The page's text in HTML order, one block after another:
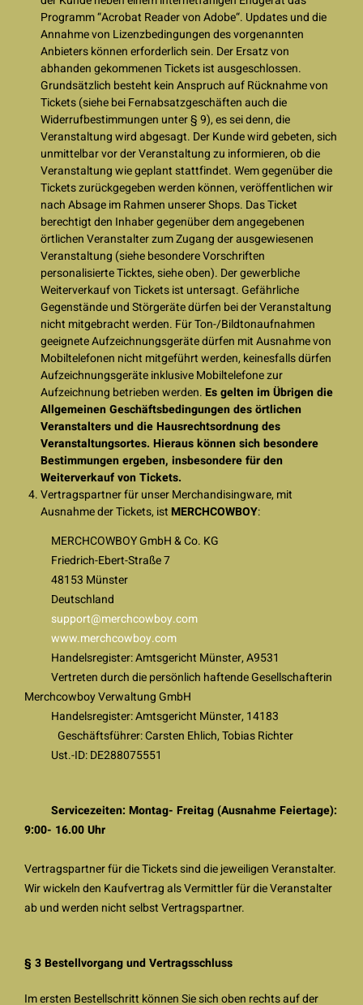
Programm “Acrobat Reader von Adobe“. Updates und die
Annahme von Lizenzbedingungen des vorgenannten
Anbieters können erforderlich sein. Der Ersatz von
abhanden gekommenen Tickets ist ausgeschlossen.
Grundsätzlich besteht kein Anspruch auf Rücknahme von
Tickets (siehe bei Fernabsatzgeschäften auch die
Widerrufbestimmungen unter § 9), es sei denn, die
Veranstaltung wird abgesagt. Der Kunde wird gebeten, sich
unmittelbar vor der Veranstaltung zu informieren, ob die
Veranstaltung wie geplant stattfindet. Wem gegenüber die
Tickets zurückgegeben werden können, veröffentlichen wir
nach Absage im Rahmen unserer Shops. Das Ticket
berechtigt den Inhaber gegenüber dem angegebenen
örtlichen Veranstalter zum Zugang der ausgewiesenen
Veranstaltung (siehe besondere Vorschriften
personalisierte Ticktes, siehe oben). Der gewerbliche
Weiterverkauf von Tickets ist untersagt. Gefährliche
Gegenstände und Störgeräte dürfen bei der Veranstaltung
nicht mitgebracht werden. Für Ton-/Bildtonaufnahmen
geeignete Aufzeichnungsgeräte dürfen mit Ausnahme von
Mobiltelefonen nicht mitgeführt werden, keinesfalls dürfen
Aufzeichnungsgeräte inklusive Mobiltelefone zur
Aufzeichnung betrieben werden.Es gelten im Übrigen die
Allgemeinen Geschäftsbedingungen des örtlichen
Veranstalters und die Hausrechtsordnung des
Veranstaltungsortes. Hieraus können sich besondere
Bestimmungen ergeben, insbesondere für den
Weiterverkauf von Tickets.
Vertragspartner für unser Merchandisingware, mit
Ausnahme der Tickets, istMERCHCOWBOY:
MERCHCOWBOY GmbH & Co. KG
Friedrich-Ebert-Straße 7
48153 Münster
Deutschland
support@merchcowboy.com
www.merchcowboy.com
Handelsregister: Amtsgericht Münster, A9531
Vertreten durch die persönlich haftende Gesellschafterin
Merchcowboy Verwaltung GmbH
Handelsregister: Amtsgericht Münster, 14183
Geschäftsführer: Carsten Ehlich, Tobias Richter
Ust.-ID: DE288075551
Servicezeiten: Montag- Freitag (Ausnahme Feiertage):
9:00- 16.00 Uhr
Vertragspartner für die Tickets sind die jeweiligen Veranstalter.
Wir wickeln den Kaufvertrag als Vermittler für die Veranstalter
ab und werden nicht selbst Vertragspartner.
§ 3 Bestellvorgang und Vertragsschluss
Im ersten Bestellschritt können Sie sich oben rechts auf der